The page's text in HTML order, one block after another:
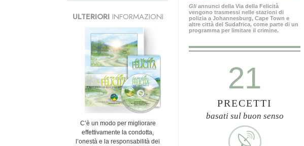
Gli annunci della Via della Felicità
vengono trasmessi nelle stazioni di
polizia a Johannesburg, Cape Town e
altre città del Sudafrica, come parte di un
programma per limitare il crimine.
21
PRECETTI
basati sul buon senso
ULTERIORIINFORMAZIONI
C’è un modo per migliorare
effettivamente la condotta,
l’onestà e la responsabilità dei